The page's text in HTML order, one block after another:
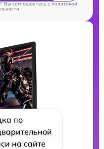
Вы соглашаетесь cполитикой
по
на сайте